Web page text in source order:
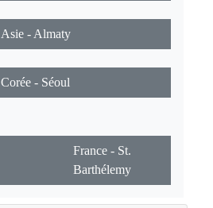
Asie - Almaty
Corée - Séoul
France - St.
Barthélemy